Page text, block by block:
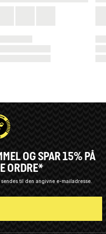
OG SPAR 15% PÅ
ORDRE*
til den angivne e-mailadresse.